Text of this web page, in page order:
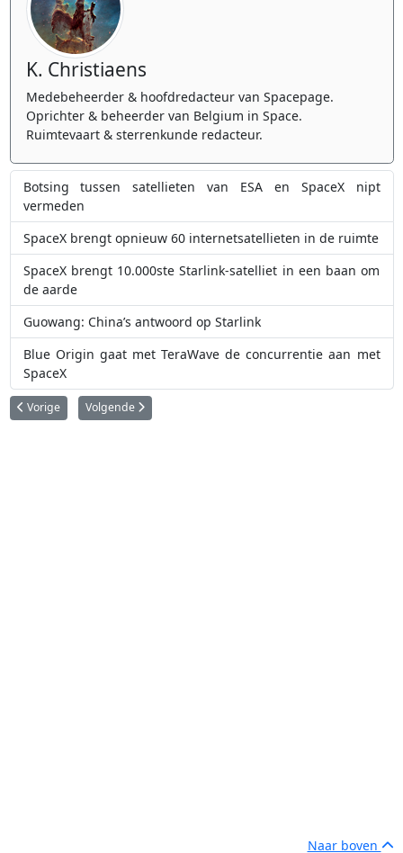
K. Christiaens
Medebeheerder & hoofdredacteur van Spacepage.
Oprichter & beheerder van Belgium in Space.
Ruimtevaart & sterrenkunde redacteur.
Botsing tussen satellieten van ESA en SpaceX nipt
vermeden
SpaceX brengt opnieuw 60 internetsatellieten in de ruimte
SpaceX brengt 10.000ste Starlink-satelliet in een baan om
de aarde
Guowang: China’s antwoord op Starlink
Blue Origin gaat met TeraWave de concurrentie aan met
SpaceX
Vorig artikel: Cyberdieven hebben de Europese ruimtevaartorganisatie
Vorige Volgende artikel: NASA-ruimtevaartuigen waren drie jaar
Volgende
Naar boven